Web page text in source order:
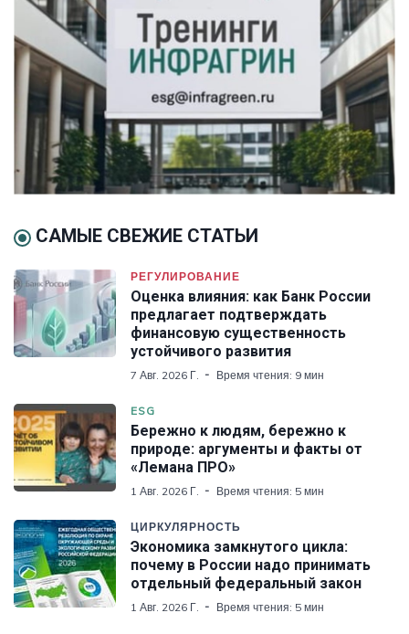
САМЫЕ СВЕЖИЕ СТАТЬИ
РЕГУЛИРОВАНИЕ
Оценка влияния: как Банк России
предлагает подтверждать
финансовую существенность
устойчивого развития
7 Авг. 2026 Г. Время чтения: 9 мин
ESG
Бережно к людям, бережно к
природе: аргументы и факты от
«Лемана ПРО»
1 Авг. 2026 Г. Время чтения: 5 мин
ЦИРКУЛЯРНОСТЬ
Экономика замкнутого цикла:
почему в России надо принимать
отдельный федеральный закон
1 Авг. 2026 Г. Время чтения: 5 мин